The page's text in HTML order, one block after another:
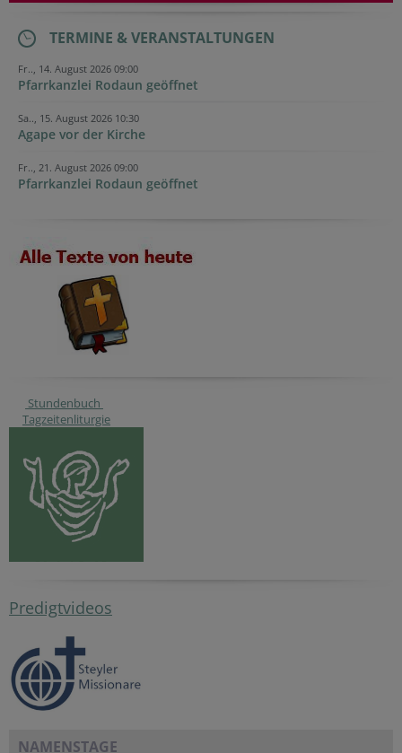
TERMINE & VERANSTALTUNGEN
Fr.., 14. August 2026 09:00
Pfarrkanzlei Rodaun geöffnet
Sa.., 15. August 2026 10:30
Agape vor der Kirche
Fr.., 21. August 2026 09:00
Pfarrkanzlei Rodaun geöffnet
Stundenbuch
Tagzeitenliturgie
Predigtvideos
NAMENSTAGE